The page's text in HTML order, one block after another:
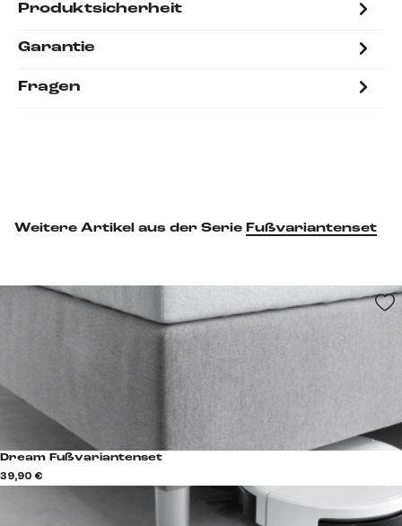
Produktsicherheit
Garantie
Fragen
Weitere Artikel aus der Serie Fußvariantenset
Dream Fußvariantenset
39,90 €